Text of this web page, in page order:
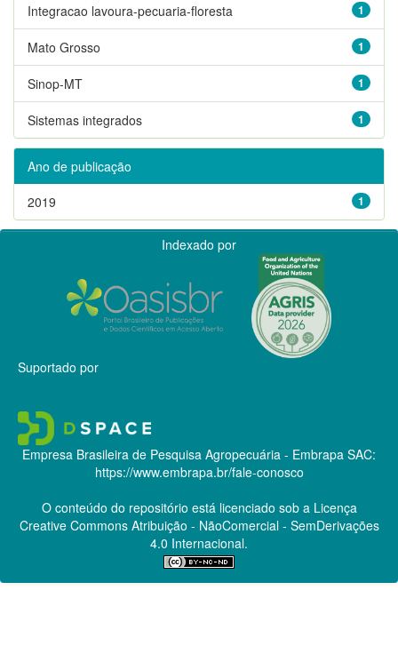
1
Integracao lavoura-pecuaria-floresta
1
Mato Grosso
1
Sinop-MT
1
Sistemas integrados
Ano de publicação
1
2019
Indexado por
Suportado por
Empresa Brasileira de Pesquisa Agropecuária - Embrapa SAC:
https://www.embrapa.br/fale-conosco
O conteúdo do repositório está licenciado sob a Licença
Creative CommonsAtribuição - NãoComercial - SemDerivações
4.0 Internacional.